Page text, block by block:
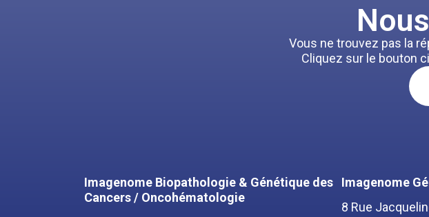
Vous ne trouvez pas la
Cliquez sur le bouton
Imagenome Biopathologie & Génétique des
Cancers / Oncohématologie
Imagenome
8 Rue